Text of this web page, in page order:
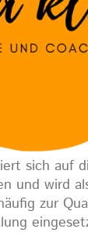
sich auf
und wird
zur